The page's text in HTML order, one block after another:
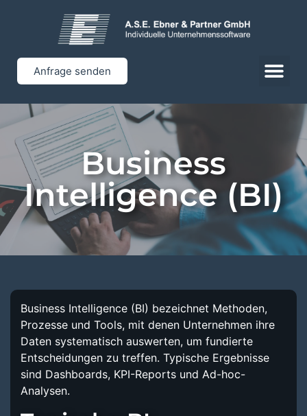
Anfrage senden
Business
Intelligence (BI)
Business Intelligence (BI) bezeichnet Methoden,
Prozesse und Tools, mit denen Unternehmen ihre
Daten systematisch auswerten, um fundierte
Entscheidungen zu treffen. Typische Ergebnisse
sind Dashboards, KPI-Reports und Ad-hoc-
Analysen.